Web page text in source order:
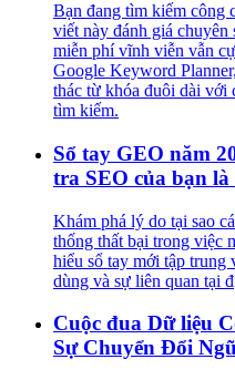
Bạn đang tìm kiếm công
viết này đánh giá
miễn phí vĩnh viễn vẫn
Google Keyword
thác từ khóa đuôi dài với
tìm kiếm.
Sổ tay GEO năm
tra SEO của bạn là
Khám phá lý do tại sao
thống thất bại trong việc
hiểu sổ tay mới tập trung
dùng và sự liên quan tại
Cuộc đua Dữ liệu
Sự Chuyển Đổi